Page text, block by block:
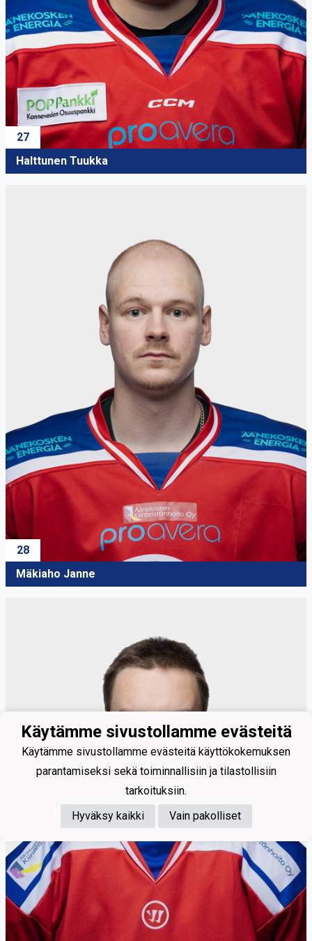
27
Halttunen Tuukka
28
Mäkiaho Janne
Käytämme sivustollamme evästeitä
Käytämme sivustollamme evästeitä käyttökokemuksen
parantamiseksi sekä toiminnallisiin ja tilastollisiin
tarkoituksiin.
Hyväksy kaikki
Vain pakolliset